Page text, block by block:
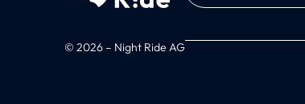
© 2026 – Night Ride AG